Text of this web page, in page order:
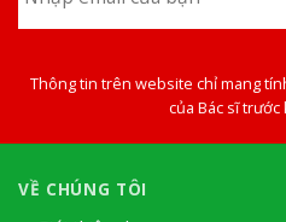
Thông tin trên website chỉ mang
của Bác sĩ
VỀ CHÚNG TÔI